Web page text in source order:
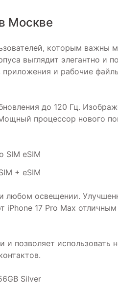
Москве
которым важны
выглядит элегантно и
и рабочие
до 120 Гц.
процессор нового
+ eSIM
любом освещении.
17 Pro Max
и позволяет использовать